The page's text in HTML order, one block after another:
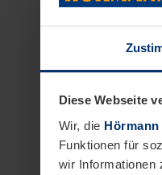
Diese Webseite
Wir, die
Funktionen für
wir Informationen
Mit
Tragen